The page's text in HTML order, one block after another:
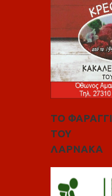
ΤΟ ΦΑΡΑΓΓΙ
ΤΟΥ
ΛΑΡΝΑΚΑ